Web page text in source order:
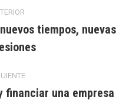
anterior:
tiempos, nuevas
Entrada
financiar una empresa